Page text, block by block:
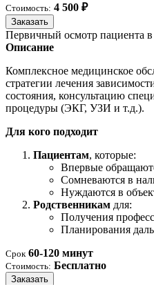
Стоимость: 4 500 ₽
Заказать
Первичный осмотр пациента
Описание
Комплексное медицинское
стратегии лечения
состояния, консультацию
процедуры (ЭКГ, УЗИ и т.д.).
Для кого подходит
Пациентам, которые:
Впервые
Сомневаются в
Нуждаются в
Родственникам для:
Получения
Планирования
Срок 60-120 минут
Стоимость: Бесплатно
Заказать